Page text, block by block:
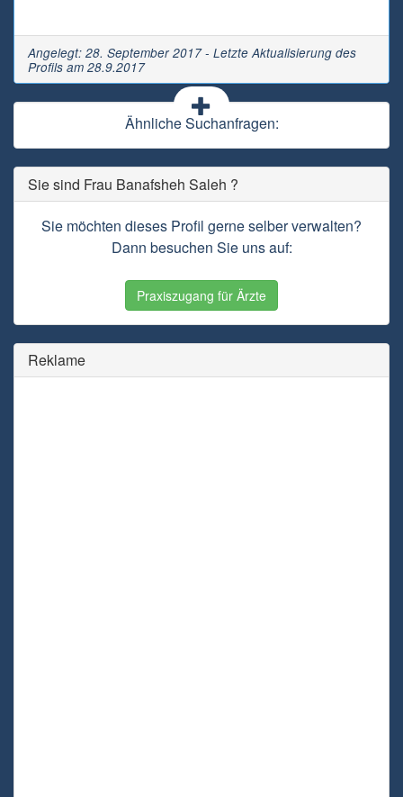
Angelegt: 28. September 2017 - Letzte Aktualisierung des
Profils am 28.9.2017
Ähnliche Suchanfragen:
Sie sind Frau Banafsheh Saleh ?
Sie möchten dieses Profil gerne selber verwalten?
Dann besuchen Sie uns auf:
Praxiszugang für Ärzte
Reklame